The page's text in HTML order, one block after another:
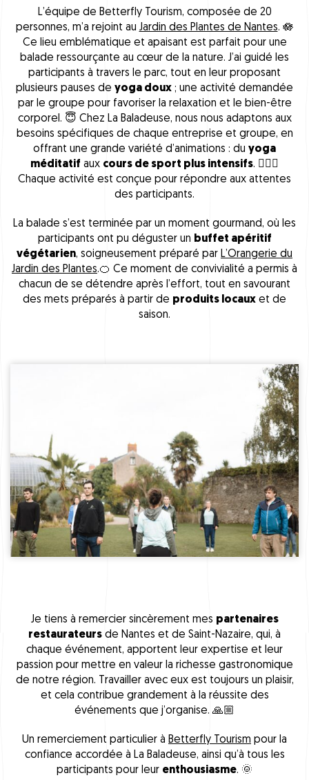
L’équipe de Betterfly Tourism, composée de 20
personnes, m’a rejoint au Jardin des Plantes de Nantes. 🪷
Ce lieu emblématique et apaisant est parfait pour une
balade ressourçante au cœur de la nature. J’ai guidé les
participants à travers le parc, tout en leur proposant
plusieurs pauses de yoga doux ; une activité demandée
par le groupe pour favoriser la relaxation et le bien-être
corporel. 😇 Chez La Baladeuse, nous nous adaptons aux
besoins spécifiques de chaque entreprise et groupe, en
offrant une grande variété d’animations : du yoga
méditatif aux cours de sport plus intensifs. 🏃🏻‍♀️
Chaque activité est conçue pour répondre aux attentes
des participants.
La balade s’est terminée par un moment gourmand, où les
participants ont pu déguster un buffet apéritif
végétarien, soigneusement préparé par L’Orangerie du
Jardin des Plantes.🍊 Ce moment de convivialité a permis à
chacun de se détendre après l’effort, tout en savourant
des mets préparés à partir de produits locaux et de
saison.
Je tiens à remercier sincèrement mes partenaires
restaurateurs de Nantes et de Saint-Nazaire, qui, à
chaque événement, apportent leur expertise et leur
passion pour mettre en valeur la richesse gastronomique
de notre région. Travailler avec eux est toujours un plaisir,
et cela contribue grandement à la réussite des
événements que j’organise. 🙏🏼
Un remerciement particulier à Betterfly Tourism pour la
confiance accordée à La Baladeuse, ainsi qu’à tous les
participants pour leur enthousiasme. 🌞